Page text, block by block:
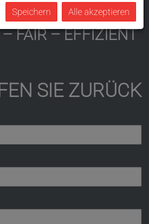
GEHÖRT.
FAIR – EFFIZIENT
SIE ZURÜCK
Speichern Alle akzeptieren